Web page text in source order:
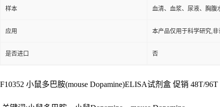
样本 血清、血浆、尿液、胸腹
应用 本产品仅用于科学研究,
是否进口 否
F10352 小鼠多巴胺(mouse Dopamine)ELISA试剂盒 促销 48T/